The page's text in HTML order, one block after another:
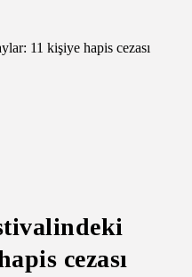
cezası